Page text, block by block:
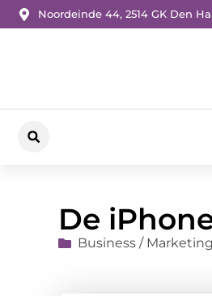
Noordeinde 44, 2514 GK Den
De
Business /